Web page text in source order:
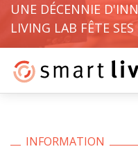
UNE DÉCENNIE
LIVING LAB FÊTE
INFORMATION